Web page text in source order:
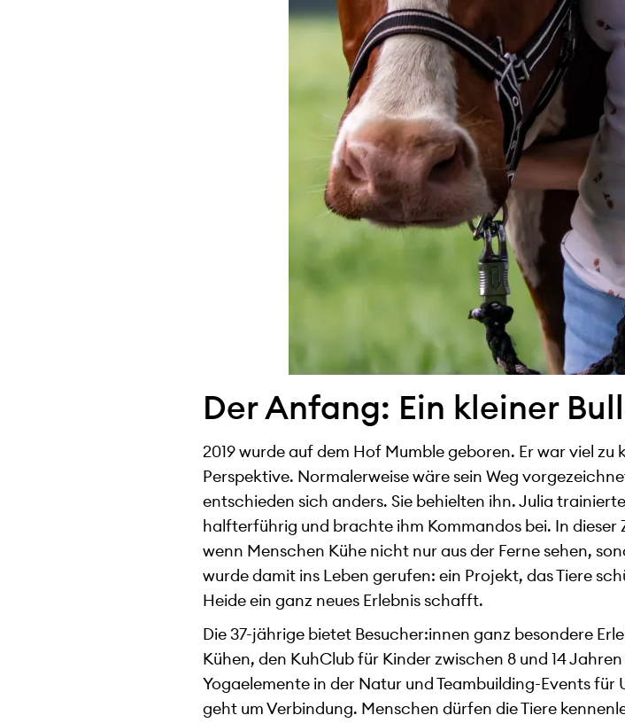
Der Anfang: Ein kleiner
2019 wurde auf dem Hof Mumble geboren. Er war viel
Perspektive. Normalerweise wäre sein Weg
entschieden sich anders. Sie behielten ihn. Julia
halfterführig und brachte ihm Kommandos bei. In dieser
wenn Menschen Kühe nicht nur aus der Ferne sehen,
wurde damit ins Leben gerufen: ein Projekt, das Tiere
Heide ein ganz neues Erlebnis schafft.
Die 37-jährige bietet Besucher:innen ganz besondere
Kühen, den KuhClub für Kinder zwischen 8 und 14
Yogaelemente in der Natur und Teambuilding-Events
geht um Verbindung. Menschen dürfen die Tiere